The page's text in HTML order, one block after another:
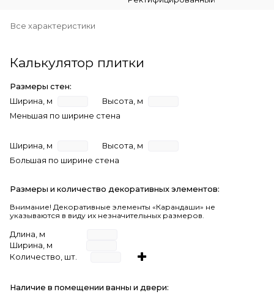
Все характеристики
Калькулятор плитки
Размеры стен:
Ширина, м
Высота, м
Меньшая по ширине стена
Ширина, м
Высота, м
Большая по ширине стена
Размеры и количество декоративных элементов:
Внимание! Декоративные элементы «Карандаши» не
указываются в виду их незначительных размеров.
Длина, м
Ширина, м
Количество, шт.
Наличие в помещении ванны и двери: